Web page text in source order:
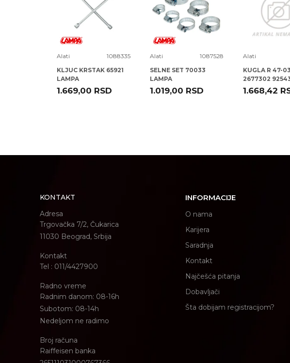
Prava
potrošača:
Zagarantovana sva prava kupaca po
Alati
1088335
KLJUC KRSTAK 65921
LAMPA
1.669,00 RSD
Alati
1087528
SELNE SET 70033
LAMPA
1.019,00 RSD
Alati
KUGLA R 47-
2677302
CD0013 ) A3 -
TALOSA
1.668,42
KONTAKT
Adresa
Trgovačka 7/2, Čukarica
11030 Beograd, Srbija
Kontakt
Tel : 011/4427900
Radno vreme
Radnim danom: 08-16h
Subotom: 08-14h
Nedeljom ne radimo
Broj računa
Raiffeisen banka
INFORMACIJE
O nama
Karijera
Saradnja
Kontakt
Najčešća pitanja
Dobavljači
Šta dobijam registracijom?